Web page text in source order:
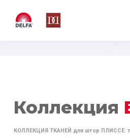
Коллекция
КОЛЛЕКЦИЯ ТКАНЕЙ для штор ПЛИССЕ: